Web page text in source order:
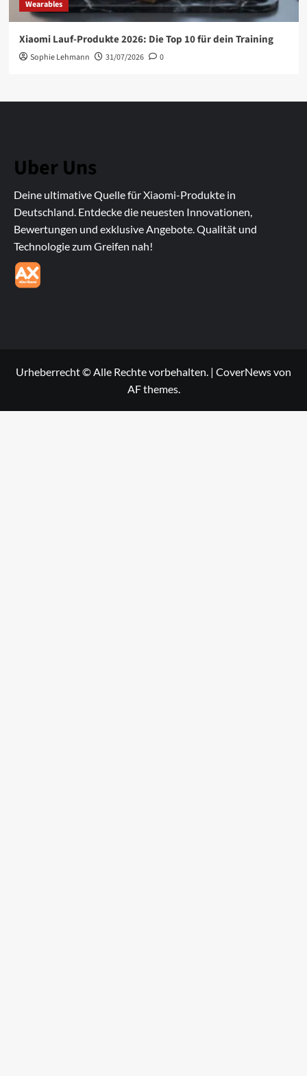
Wearables
Xiaomi Lauf-Produkte 2026: Die Top 10 für dein Training
Sophie Lehmann 31/07/2026 0
Uber Uns
Deine ultimative Quelle für Xiaomi-Produkte in
Deutschland. Entdecke die neuesten Innovationen,
Bewertungen und exklusive Angebote. Qualität und
Technologie zum Greifen nah!
Urheberrecht © Alle Rechte vorbehalten. | CoverNewsvon
AF themes.